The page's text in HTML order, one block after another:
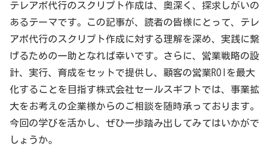
テレアポ代行のスクリプト作成は、奥深く、探求しがいの
あるテーマです。この記事が、読者の皆様にとって、テレ
アポ代行のスクリプト作成に対する理解を深め、実践に繋
げるための一助となれば幸いです。さらに、営業戦略の設
計、実行、育成をセットで提供し、顧客の営業ROIを最大
化することを目指す株式会社セールスギフトでは、事業拡
大をお考えの企業様からのご相談を随時承っております。
今回の学びを活かし、ぜひ一歩踏み出してみてはいかがで
しょうか。